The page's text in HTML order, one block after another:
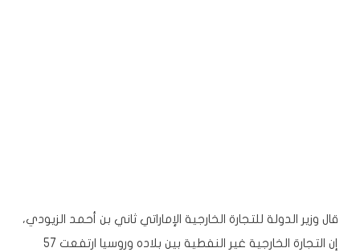
قالوزير الدولةللتجارة الخارجية الإماراتيثاني بن أحمد الزيودي ،
إن التجارة الخارجية غير النفطية بين بلاده وروسيا ارتفعت 57